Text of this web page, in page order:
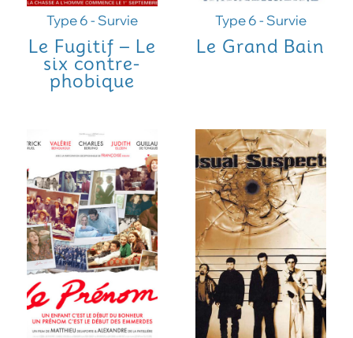
Type 6 - Survie
Le Fugitif – Le
six contre-
phobique
Type 6 - Survie
Le Grand Bain